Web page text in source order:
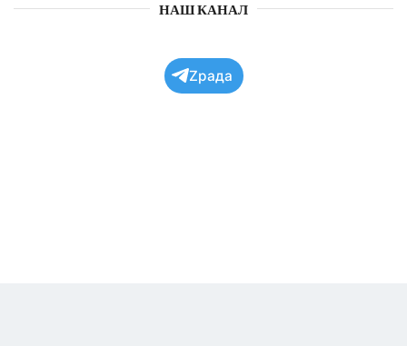
НАШ КАНАЛ
Zрада